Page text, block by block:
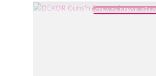
CENA ZA DEKOR,